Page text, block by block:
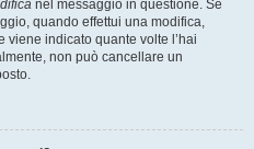
nel messaggio in questione. Se
quando effettui una modifica,
viene indicato quante volte l’hai
non può cancellare un